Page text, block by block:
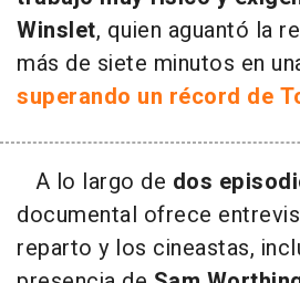
Winslet, quien aguantó la
más de siete minutos en
superando un récord de
A lo largo de dos
documental ofrece
reparto y los cineastas,